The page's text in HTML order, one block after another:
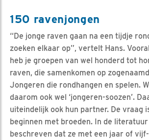
150 ravenjongen
“De jonge raven gaan na een tijdje
zoeken elkaar op”, vertelt Hans.
heb je groepen van wel honderd tot
raven, die samenkomen op
Jongeren die rondhangen en spelen.
daarom ook wel ‘jongeren-soozen’.
uiteindelijk ook hun partner. De vraag
beginnen met broeden. In de
beschreven dat ze met een jaar of